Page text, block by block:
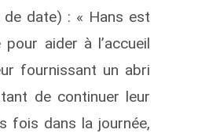
date) : « Hans est
aider à l’accueil
fournissant un abri
de continuer leur
fois dans la journée,